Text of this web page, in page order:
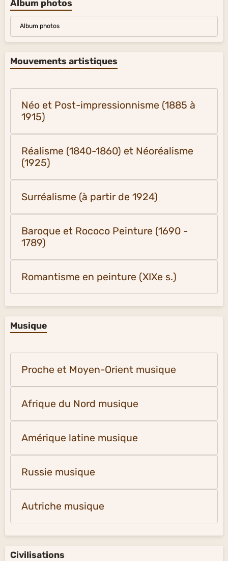
Album photos
Album photos
Mouvements artistiques
Néo et Post-impressionnisme (1885 à
1915)
Réalisme (1840-1860) et Néoréalisme
(1925)
Surréalisme (à partir de 1924)
Baroque et Rococo Peinture (1690 -
1789)
Romantisme en peinture (XIXe s.)
Musique
Proche et Moyen-Orient musique
Afrique du Nord musique
Amérique latine musique
Russie musique
Autriche musique
Civilisations